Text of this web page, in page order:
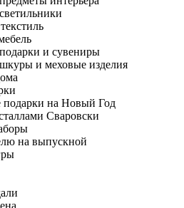
и сувениры
и меховые изделия
на Новый Год
Сваровски
на выпускной